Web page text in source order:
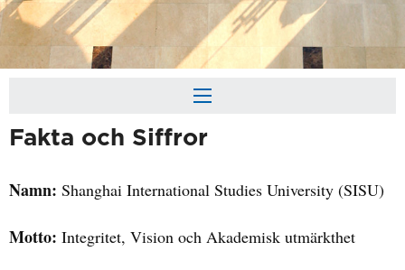
Fakta och Siffror
Namn: Shanghai International Studies University (SISU)
Motto: Integritet, Vision och Akademisk utmärkthet